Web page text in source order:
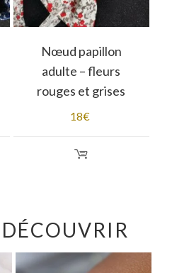
Nœud papillon
adulte – fleurs
rouges et grises
18€